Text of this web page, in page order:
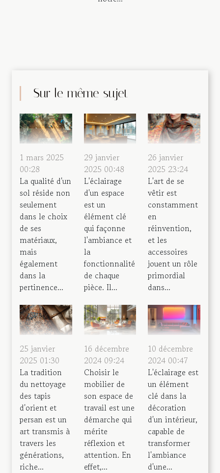
Sur le même sujet
1 mars 2025
00:28
La qualité d'un
sol réside non
seulement
dans le choix
de ses
matériaux,
mais
également
dans la
pertinence...
29 janvier
2025 00:48
L'éclairage
d'un espace
est un
élément clé
qui façonne
l'ambiance et
la
fonctionnalité
de chaque
pièce. Il...
26 janvier
2025 23:24
L'art de se
vêtir est
constamment
en
réinvention,
et les
accessoires
jouent un rôle
primordial
dans...
25 janvier
2025 01:30
La tradition
du nettoyage
des tapis
d'orient et
persan est un
art transmis à
travers les
générations,
riche...
16 décembre
2024 09:24
Choisir le
mobilier de
son espace de
travail est une
démarche qui
mérite
réflexion et
attention. En
effet,...
10 décembre
2024 00:47
L'éclairage est
un élément
clé dans la
décoration
d'un intérieur,
capable de
transformer
l'ambiance
d'une...